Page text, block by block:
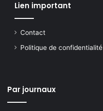
Lien important
Contact
Politique de confidentialité
Par journaux